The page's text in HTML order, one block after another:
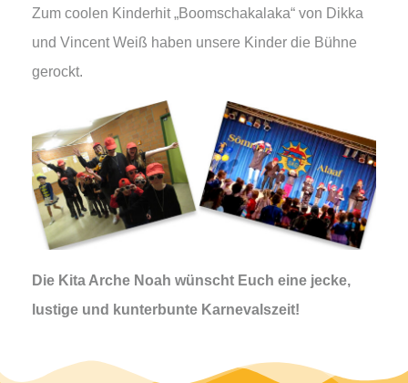
Zum coolen Kinderhit „Boomschakalaka“ von Dikka
und Vincent Weiß haben unsere Kinder die Bühne
gerockt.
Die Kita Arche Noah wünscht Euch eine jecke,
lustige und kunterbunte Karnevalszeit!